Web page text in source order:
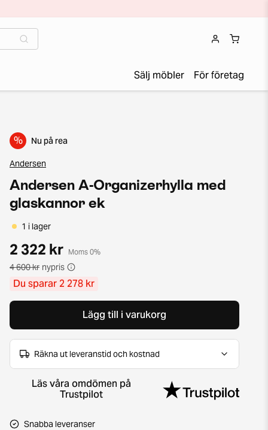
Sälj möbler För företag
% Nu på rea
Andersen
Andersen A-Organizerhylla med
glaskannor ek
1 i lager
2 322 kr Moms 0%
4 600 kr nypris
Du sparar 2 278 kr
Lägg till i varukorg
Räkna ut leveranstid och kostnad
Läs våra omdömen på
Trustpilot
Snabba leveranser